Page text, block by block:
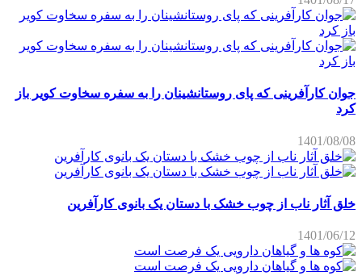
جوان کارآفرینی که پای روستانشینان را به سفره سخاوت کویر باز
کرد
1401/08/08
خلق آثار ناب از چوب خشک با دستان یک بانوی کارآفرین
1401/06/12